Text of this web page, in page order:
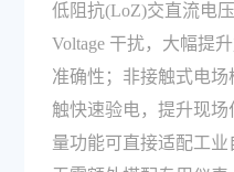
低阻抗(LoZ)交直流电
Voltage 干扰，大幅提
准确性；非接触式电
触快速验电，提升现场
量功能可直接适配工业